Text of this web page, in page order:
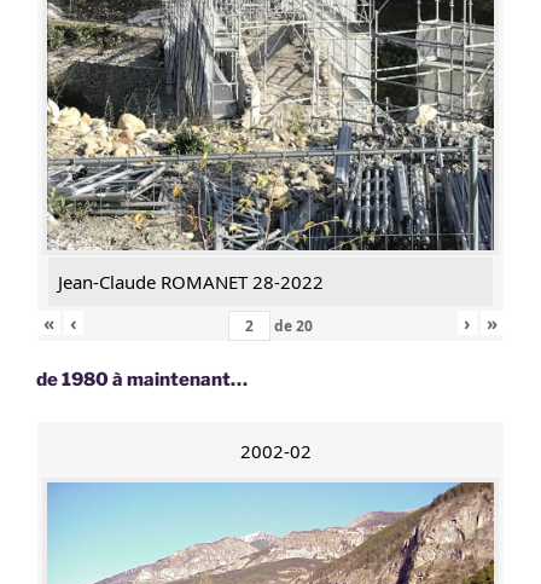
Jean-Claude ROMANET 28-2022
«
‹ de20 › »
de 1980 à maintenant…
2002-02